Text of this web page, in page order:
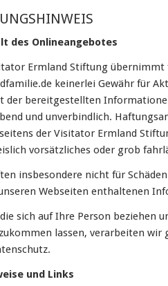
des Onlineangebotes
Ermland Stiftung übernimmt
keinerlei Gewähr für
der bereitgestellten
und unverbindlich.
der Visitator Ermland
vorsätzliches oder grob
insbesondere nicht für
Webseiten enthaltenen
sich auf Ihre Person beziehen
lassen, verarbeiten
und Links